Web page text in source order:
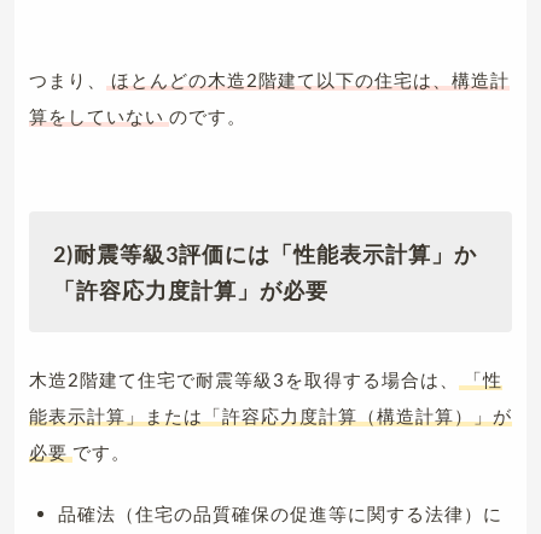
つまり、
ほとんどの木造2階建て以下の住宅は、構造計
算をしていない のです。
2)耐震等級3評価には「性能表示計算」か
「許容応力度計算」が必要
木造2階建て住宅で耐震等級3を取得する場合は、
「性
能表示計算」または「許容応力度計算（構造計算）」が
必要 です。
品確法（住宅の品質確保の促進等に関する法律）に